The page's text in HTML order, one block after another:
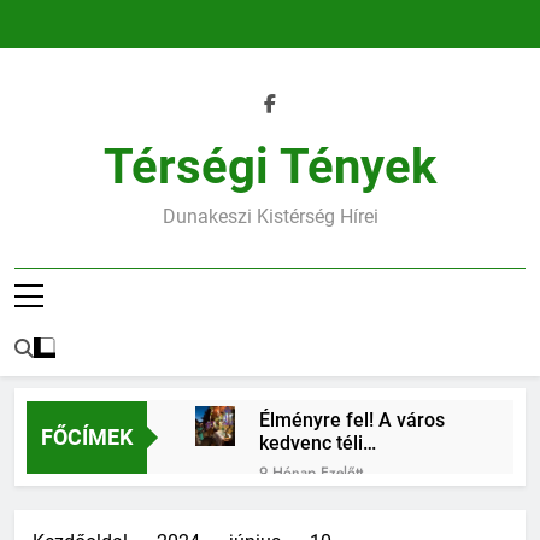
Térségi Tények
Dunakeszi Kistérség Hírei
FŐCÍMEK
Élményre fel! A város
kedvenc téli
találkozóhelye vár rád
9 Hónap Ezelőtt
9 Hónap Ezelőtt